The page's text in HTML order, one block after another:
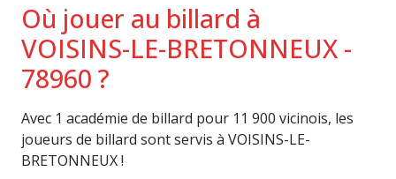
Où jouer au billard à
VOISINS-LE-BRETONNEUX -
78960 ?
Avec 1 académie de billard pour 11 900 vicinois, les
joueurs de billard sont servis à VOISINS-LE-
BRETONNEUX !